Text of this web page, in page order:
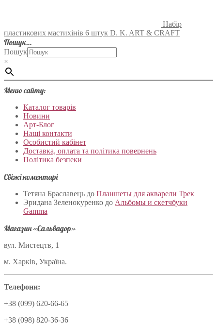
Набір
пластикових мастихінів 6 штук D. K. ART & CRAFT
Пошук…
Пошук
×
Меню сайту:
Каталог товарів
Новини
Арт-Блог
Наші контакти
Особистий кабінет
Доставка, оплата та політика повернень
Політика безпеки
Свіжі коментарі
Тетяна Браславець до Планшеты для акварели Трек
Эридана Зеленокуренко до Альбомы и скетчбуки
Gamma
Магазин «Сальвадор»
вул. Мистецтв, 1
м. Харків, Україна.
Телефони:
+38 (099) 620-66-65
+38 (098) 820-36-36